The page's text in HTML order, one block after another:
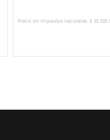
Precio sin impuestos nacionales: $ 35.528 ,